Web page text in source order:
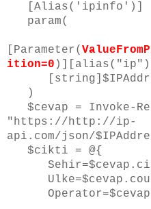
[Alias('ipinfo')]
param(
[Parameter(
ition=0 )][alias("ip")]
)
$cevap = Invoke-
"https://http://ip-
api.com/json/
$cikti = @{